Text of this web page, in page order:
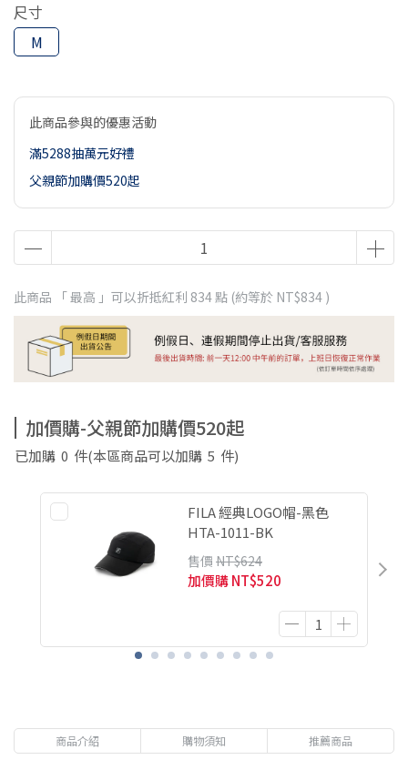
尺寸
M
此商品參與的優惠活動
滿5288抽萬元好禮
父親節加購價520起
此商品 「 最高 」可以折抵紅利 834點 (約等於 NT$834 )
加價購-父親節加購價520起
已加購 0 件(本區商品可以加購 5 件)
FILA 經典LOGO帽-黑色
HTA-1011-BK
售價 NT$624
加價購NT$520
商品介紹 購物須知 推薦商品